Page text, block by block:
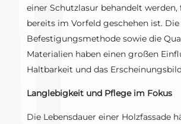
einer Schutzlasur behandelt werden,
bereits im Vorfeld geschehen ist.
Befestigungsmethode sowie die
Materialien haben einen großen
Haltbarkeit und das
Langlebigkeit und Pflege im Fokus
Die Lebensdauer einer Holzfassade